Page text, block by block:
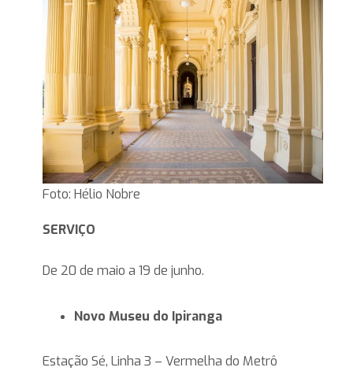
Foto: Hélio Nobre
SERVIÇO
De 20 de maio a 19 de junho.
Novo Museu do Ipiranga
Estação Sé, Linha 3 – Vermelha do Metrô